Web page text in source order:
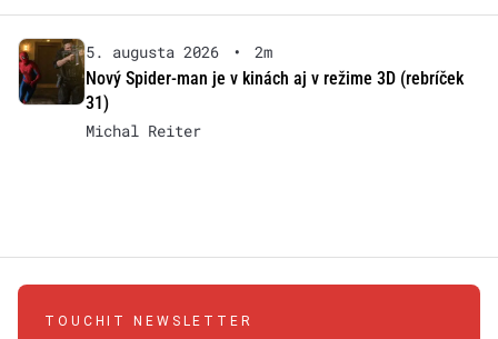
5. augusta 2026 •
2m
Nový Spider-man je v kinách aj v režime 3D (rebríček
31)
Michal Reiter
TOUCHIT NEWSLETTER